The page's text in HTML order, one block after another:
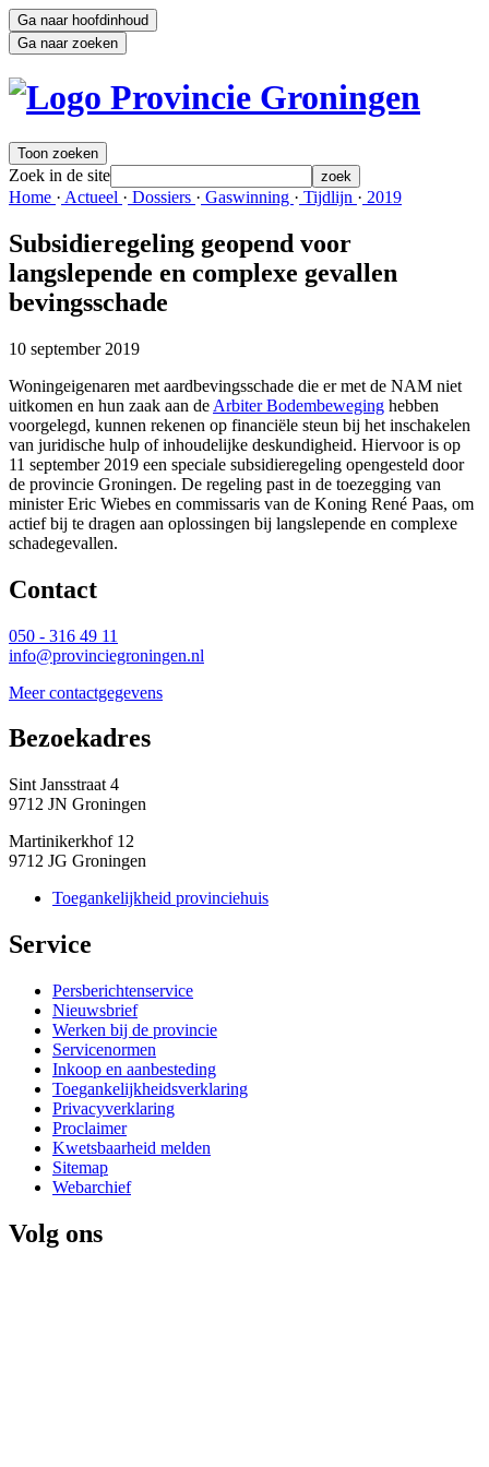
Ga naar hoofdinhoud
Ga naar zoeken
Toon zoeken
Zoek in de site zoek
Home · Actueel · Dossiers · Gaswinning · Tijdlijn · 2019
Subsidieregeling geopend voor
langslepende en complexe gevallen
bevingsschade
10 september 2019
Woningeigenaren met aardbevingsschade die er met de NAM niet
uitkomen en hun zaak aan de Arbiter Bodembeweging hebben
voorgelegd, kunnen rekenen op financiële steun bij het inschakelen
van juridische hulp of inhoudelijke deskundigheid. Hiervoor is op
11 september 2019 een speciale subsidieregeling opengesteld door
de provincie Groningen. De regeling past in de toezegging van
minister Eric Wiebes en commissaris van de Koning René Paas, om
actief bij te dragen aan oplossingen bij langslepende en complexe
schadegevallen.
Contact
050 - 316 49 11
info@provinciegroningen.nl
Meer contactgegevens
Bezoekadres
Sint Jansstraat 4
9712 JN Groningen
Martinikerkhof 12
9712 JG Groningen
Toegankelijkheid provinciehuis
Service
Persberichtenservice
Nieuwsbrief
Werken bij de provincie
Servicenormen
Inkoop en aanbesteding
Toegankelijkheidsverklaring
Privacyverklaring
Proclaimer
Kwetsbaarheid melden
Sitemap
Webarchief
Volg ons